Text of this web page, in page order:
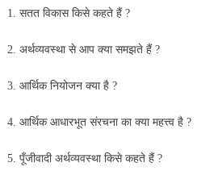
1. सतत विकास किसे कहते हैं ?
2. अर्थव्यवस्था से आप क्या समझते हैं ?
3. आर्थिक नियोजन क्या है ?
4. आर्थिक आधारभूत संरचना का क्या महत्त्व है ?
5. पूँजीवादी अर्थव्यवस्था किसे कहते हैं ?